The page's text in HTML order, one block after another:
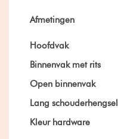
Afmetingen
Hoofdvak
Binnenvak met rits
Open binnenvak
Lang schouderhengsel
Kleur hardware